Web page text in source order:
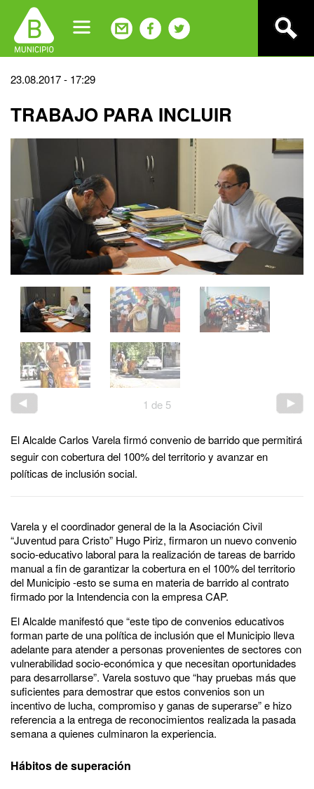
navigation
Back
top
23.08.2017 - 17:29
TRABAJO PARA INCLUIR
1 de 5
El Alcalde Carlos Varela firmó convenio de barrido que permitirá
seguir con cobertura del 100% del territorio y avanzar en
políticas de inclusión social.
Varela y el coordinador general de la la Asociación Civil
“Juventud para Cristo” Hugo Piriz, firmaron un nuevo convenio
socio-educativo laboral para la realización de tareas de barrido
manual a fin de garantizar la cobertura en el 100% del territorio
del Municipio -esto se suma en materia de barrido al contrato
firmado por la Intendencia con la empresa CAP.
El Alcalde manifestó que “este tipo de convenios educativos
forman parte de una política de inclusión que el Municipio lleva
adelante para atender a personas provenientes de sectores con
vulnerabilidad socio-económica y que necesitan oportunidades
para desarrollarse”. Varela sostuvo que “hay pruebas más que
suficientes para demostrar que estos convenios son un
incentivo de lucha, compromiso y ganas de superarse” e hizo
referencia a la entrega de reconocimientos realizada la pasada
semana a quienes culminaron la experiencia.
Hábitos de superación